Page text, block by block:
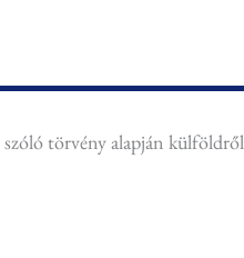
törvény alapján külföldről